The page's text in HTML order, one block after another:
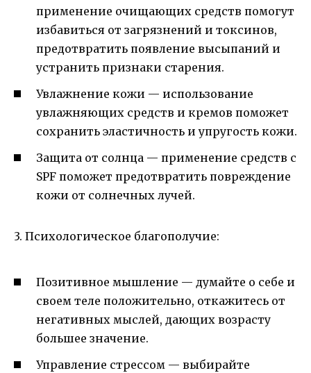
применение очищающих средств помогут
избавиться от загрязнений и токсинов,
предотвратить появление высыпаний и
устранить признаки старения.
Увлажнение кожи — использование
увлажняющих средств и кремов поможет
сохранить эластичность и упругость кожи.
Защита от солнца — применение средств с
SPF поможет предотвратить повреждение
кожи от солнечных лучей.
3. Психологическое благополучие:
Позитивное мышление — думайте о себе и
своем теле положительно, откажитесь от
негативных мыслей, дающих возрасту
большее значение.
Управление стрессом — выбирайте